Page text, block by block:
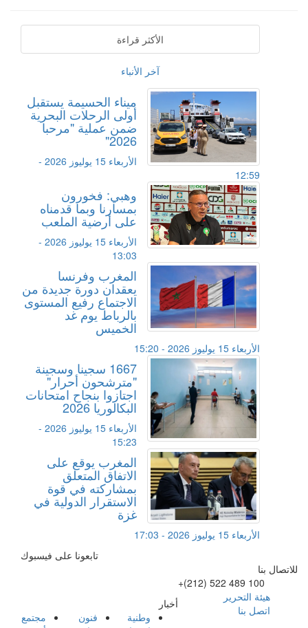
الأكثر قراءة
آخر الأنباء
ميناء الحسيمة يستقبل
أولى الرحلات البحرية
ضمن عملية "مرحبا
2026"
الأربعاء 15 يوليوز 2026 -
12:59
وهبي: فخورون
بمسارنا وبما قدمناه
على أرضية الملعب
الأربعاء 15 يوليوز 2026 -
13:03
المغرب وفرنسا
يعقدان دورة جديدة من
الاجتماع رفيع المستوى
بالرباط يوم غد
الخميس
الأربعاء 15 يوليوز 2026 - 15:20
1667 سجينا وسجينة
"مترشحون أحرار"
اجتازوا بنجاح امتحانات
البكالوريا 2026
الأربعاء 15 يوليوز 2026 -
15:23
المغرب يوقع على
الاتفاق المتعلق
بمشاركته في قوة
الاستقرار الدولية في
غزة
الأربعاء 15 يوليوز 2026 - 17:03
تابعونا على فيسبوك
للاتصال بنا
+(212) 522 489 100
هيئة التحرير
اتصل بنا
أخبار
وطنية
فنون
مجتمع